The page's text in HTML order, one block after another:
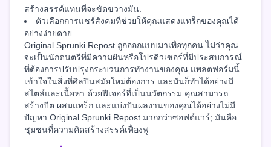
สร้างสรรค์แทนที่จะขัดขวางมัน.
ตัวเลือกการแชร์สังคมที่ช่วยให้คุณแสดงแทร็กของคุณได้
อย่างง่ายดาย.
Original Sprunki Repost ถูกออกแบบมาเพื่อทุกคน ไม่ว่าคุณ
จะเป็นนักดนตรีที่มีความฝันหรือโปรดิวเซอร์ที่มีประสบการณ์
ที่ต้องการปรับปรุงกระบวนการทำงานของคุณ แพลตฟอร์มนี้
เข้าใจในสิ่งที่ศิลปินสมัยใหม่ต้องการ และมันก็ทำได้อย่างมี
สไตล์และเนื้อหา ด้วยฟีเจอร์ที่เป็นนวัตกรรม คุณสามารถ
สร้างบีต ผสมแทร็ก และแบ่งปันผลงานของคุณได้อย่างไม่มี
ปัญหา Original Sprunki Repost มากกว่าซอฟต์แวร์; มันคือ
ชุมชนที่ความคิดสร้างสรรค์เฟื่องฟู